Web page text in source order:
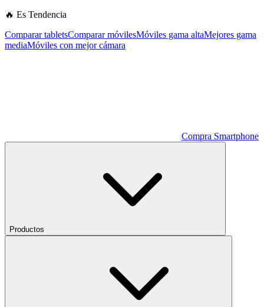
🔥 Es Tendencia
Comparar tabletsComparar móvilesMóviles gama altaMejores gama
mediaMóviles con mejor cámara
Compra Smartphone
Productos